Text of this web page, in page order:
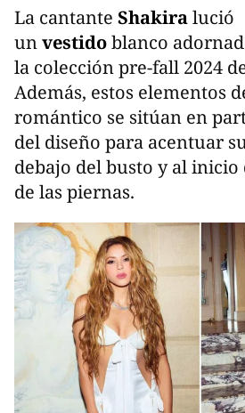
La cantante Shakiralució
unvestidoblanco
la colección pre-fall 2024
Además, estos elementos
romántico se sitúan en
del diseño para acentuar
debajo del busto y al inicio
de las piernas.